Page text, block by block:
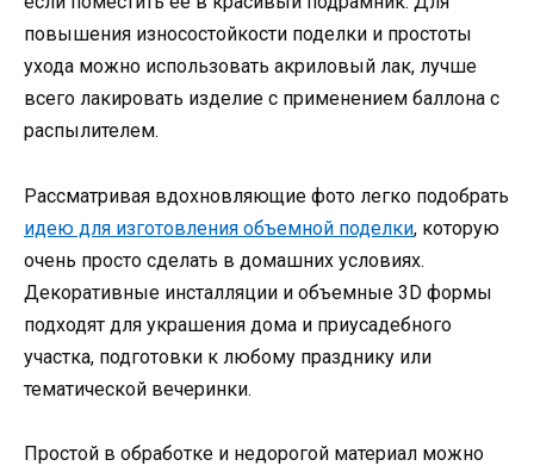
повышения износостойкости поделки и простоты
ухода можно использовать акриловый лак, лучше
всего лакировать изделие с применением баллона с
распылителем.
Рассматривая вдохновляющие фото легко подобрать
идею для изготовления объемной поделки, которую
очень просто сделать в домашних условиях.
Декоративные инсталляции и объемные 3D формы
подходят для украшения дома и приусадебного
участка, подготовки к любому празднику или
тематической вечеринки.
Простой в обработке и недорогой материал можно